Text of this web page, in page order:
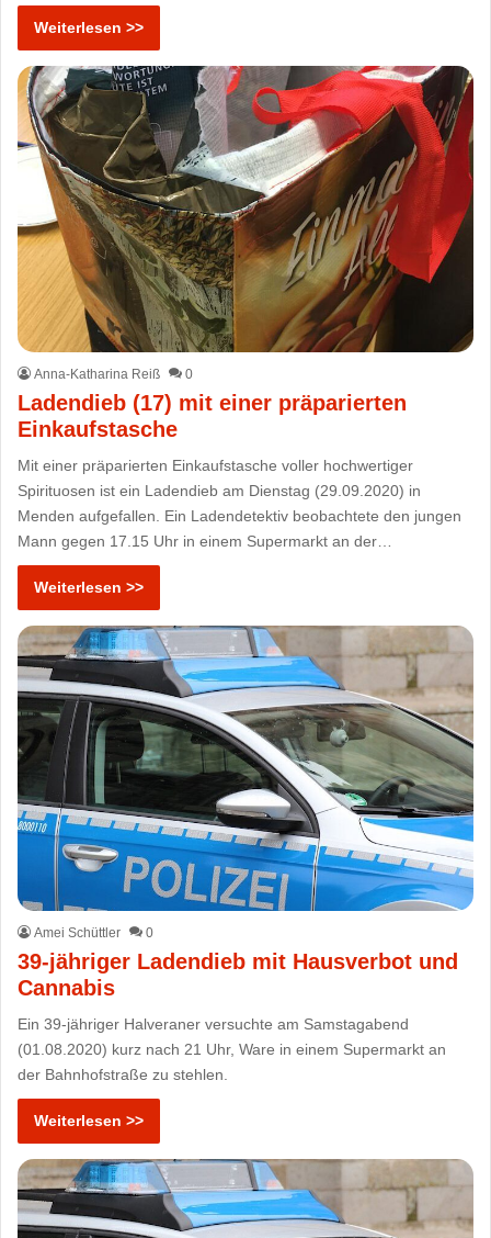
Weiterlesen >>
Anna-Katharina Reiß 0
Ladendieb (17) mit einer präparierten
Einkaufstasche
Mit einer präparierten Einkaufstasche voller hochwertiger
Spirituosen ist ein Ladendieb am Dienstag (29.09.2020) in
Menden aufgefallen. Ein Ladendetektiv beobachtete den jungen
Mann gegen 17.15 Uhr in einem Supermarkt an der…
Weiterlesen >>
Amei Schüttler 0
39-jähriger Ladendieb mit Hausverbot und
Cannabis
Ein 39-jähriger Halveraner versuchte am Samstagabend
(01.08.2020) kurz nach 21 Uhr, Ware in einem Supermarkt an
der Bahnhofstraße zu stehlen.
Weiterlesen >>